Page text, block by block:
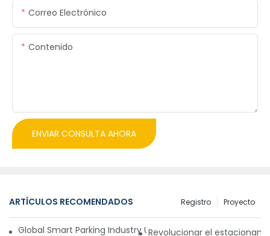
Correo Electrónico
Contenido
ENVIAR CONSULTA AHORA
ARTÍCULOS RECOMENDADOS Proyecto
Registro
Global Smart Parking Industry Update for Third Quarter of
Revolucionar el